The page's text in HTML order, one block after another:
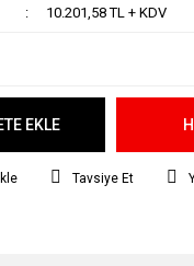
10.201,58 TL + KDV
EKLE
Tavsiye Et